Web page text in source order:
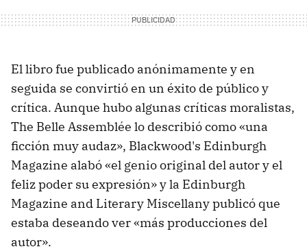
El libro fue publicado anónimamente y en
seguida se convirtió en un éxito de público y
crítica. Aunque hubo algunas críticas moralistas,
The Belle Assemblée lo describió como «una
ficción muy audaz», Blackwood's Edinburgh
Magazine alabó «el genio original del autor y el
feliz poder su expresión» y la Edinburgh
Magazine and Literary Miscellany publicó que
estaba deseando ver «más producciones del
autor».